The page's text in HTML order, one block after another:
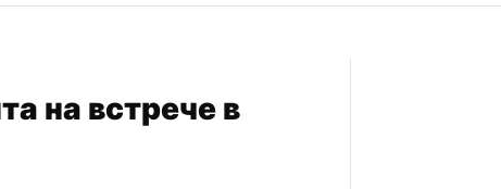
на встрече в